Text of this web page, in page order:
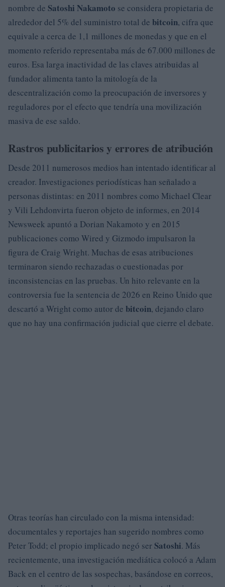
nombre de Satoshi Nakamoto se considera propietaria de
alrededor del 5% del suministro total de bitcoin, cifra que
equivale a cerca de 1,1 millones de monedas y que en el
momento referido representaba más de 67.000 millones de
euros. Esa larga inactividad de las claves atribuidas al
fundador alimenta tanto la mitología de la
descentralización como la preocupación de inversores y
reguladores por el efecto que tendría una movilización
masiva de ese saldo.
Rastros publicitarios y errores de atribución
Desde 2011 numerosos medios han intentado identificar al
creador. Investigaciones periodísticas han señalado a
personas distintas: en 2011 nombres como Michael Clear
y Vili Lehdonvirta fueron objeto de informes, en 2014
Newsweek apuntó a Dorian Nakamoto y en 2015
publicaciones como Wired y Gizmodo impulsaron la
figura de Craig Wright. Muchas de esas atribuciones
terminaron siendo rechazadas o cuestionadas por
inconsistencias en las pruebas. Un hito relevante en la
controversia fue la sentencia de 2026 en Reino Unido que
descartó a Wright como autor de bitcoin, dejando claro
que no hay una confirmación judicial que cierre el debate.
Otras teorías han circulado con la misma intensidad:
documentales y reportajes han sugerido nombres como
Peter Todd; el propio implicado negó serSatoshi. Más
recientemente, una investigación mediática colocó a Adam
Back en el centro de las sospechas, basándose en correos,